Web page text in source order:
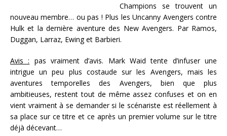
Champions se trouvent un
nouveau membre… ou pas ! Plus les Uncanny Avengers contre
Hulk et la dernière aventure des New Avengers. Par Ramos,
Duggan, Larraz, Ewing et Barbieri.
Avis : pas vraiment d’avis. Mark Waid tente d’infuser une
intrigue un peu plus costaude sur les Avengers, mais les
aventures temporelles des Avengers, bien que plus
ambitieuses, restent tout de même assez confuses et on en
vient vraiment à se demander si le scénariste est réellement à
sa place sur ce titre et ce après un premier volume sur le titre
déjà décevant…